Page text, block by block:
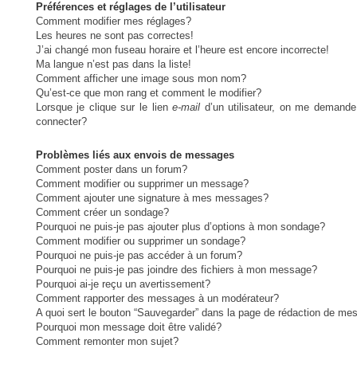
Préférences et réglages de l’utilisateur
Comment modifier mes réglages?
Les heures ne sont pas correctes!
J’ai changé mon fuseau horaire et l’heure est encore incorrecte!
Ma langue n’est pas dans la liste!
Comment afficher une image sous mon nom?
Qu’est-ce que mon rang et comment le modifier?
Lorsque je clique sur le liene-mail d’un utilisateur, on me
connecter?
Problèmes liés aux envois de messages
Comment poster dans un forum?
Comment modifier ou supprimer un message?
Comment ajouter une signature à mes messages?
Comment créer un sondage?
Pourquoi ne puis-je pas ajouter plus d’options à mon sondage?
Comment modifier ou supprimer un sondage?
Pourquoi ne puis-je pas accéder à un forum?
Pourquoi ne puis-je pas joindre des fichiers à mon message?
Pourquoi ai-je reçu un avertissement?
Comment rapporter des messages à un modérateur?
A quoi sert le bouton “Sauvegarder” dans la page de rédaction de
Pourquoi mon message doit être validé?
Comment remonter mon sujet?